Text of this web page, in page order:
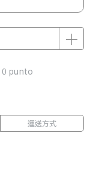
0 punto
運送方式